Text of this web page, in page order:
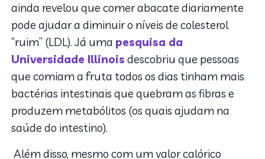
ainda revelou que comer abacate diariamente
pode ajudar a diminuir o níveis de colesterol
“ruim” (LDL). Já uma pesquisa da
Universidade Illinois descobriu que pessoas
que comiam a fruta todos os dias tinham mais
bactérias intestinais que quebram as fibras e
produzem metabólitos (os quais ajudam na
saúde do intestino).
Além disso, mesmo com um valor calórico